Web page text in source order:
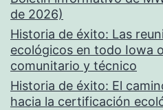
de 2026)
Historia de éxito: Las
ecológicos en todo Iowa
comunitario y técnico
Historia de éxito: El
hacia la certificación